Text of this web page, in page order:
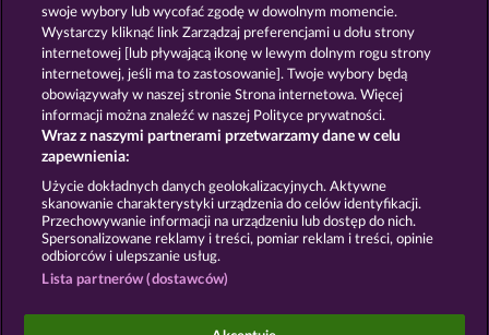
7 SUPERNOVA FRUITS NEW LIMITS MAAAX DIAMONDS
Zasady i warunki Polityka prywatności
Nota prawna Firma FAQ Facebook
Prześlij wniosek o wypłatę
Gry społecznościowe mają przeznaczenie czysto
swoje wybory lub wycofać zgodę w dowolnym momencie.
Wystarczy kliknąć link Zarządzaj preferencjami u dołu strony
internetowej [lub pływającą ikonę w lewym dolnym rogu strony
internetowej, jeśli ma to zastosowanie]. Twoje wybory będą
obowiązywały w naszej stronie Strona internetowa. Więcej
informacji można znaleźć w naszej Polityce prywatności.
Wraz z naszymi partnerami przetwarzamy dane w celu
zapewnienia:
Użycie dokładnych danych geolokalizacyjnych. Aktywne
skanowanie charakterystyki urządzenia do celów identyfikacji.
Przechowywanie informacji na urządzeniu lub dostęp do nich.
Spersonalizowane reklamy i treści, pomiar reklam i treści, opinie
odbiorców i ulepszanie usług.
Lista partnerów (dostawców)